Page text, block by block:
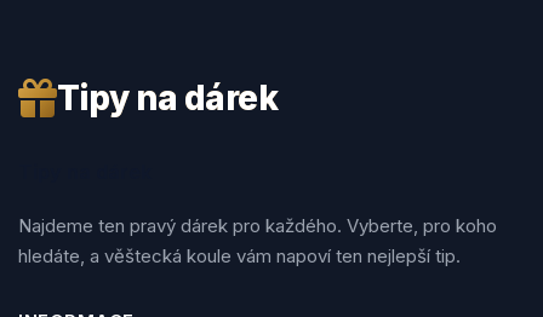
Tipy na dárek
Najdeme ten pravý dárek pro každého. Vyberte, pro koho
hledáte, a věštecká koule vám napoví ten nejlepší tip.